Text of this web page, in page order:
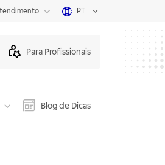
PT
Para Profissionais
Blog de Dicas